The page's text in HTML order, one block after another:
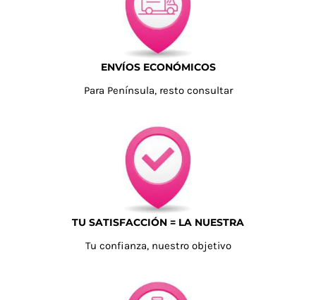
ENVÍOS ECONÓMICOS
Para Península, resto consultar
TU SATISFACCIÓN = LA NUESTRA
Tu confianza, nuestro objetivo